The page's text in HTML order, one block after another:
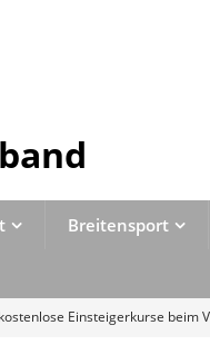
Breitensport
Erwachsenen-Trainingscamp